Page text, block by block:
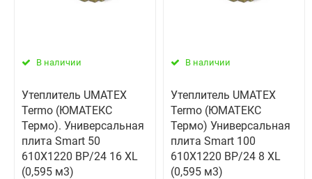
В наличии
Утеплитель UMATEX
Termo (ЮМАТЕКС
Термо). Универсальная
плита Smart 50
610X1220 BP/24 16 XL
(0,595 м3)
В наличии
Утеплитель UMATEX
Termo (ЮМАТЕКС
Термо) Универсальная
плита Smart 100
610X1220 BP/24 8 XL
(0,595 м3)